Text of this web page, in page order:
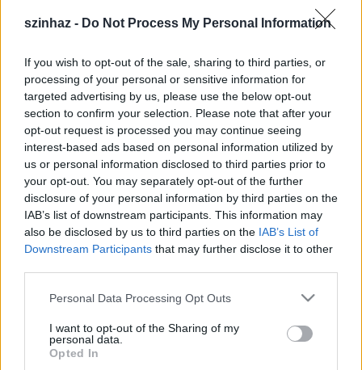
szinhaz - Do Not Process My Personal Information
If you wish to opt-out of the sale, sharing to third parties, or
processing of your personal or sensitive information for
targeted advertising by us, please use the below opt-out
section to confirm your selection. Please note that after your
opt-out request is processed you may continue seeing
interest-based ads based on personal information utilized by
us or personal information disclosed to third parties prior to
your opt-out. You may separately opt-out of the further
disclosure of your personal information by third parties on the
IAB’s list of downstream participants. This information may
also be disclosed by us to third parties on the IAB’s List of
Downstream Participants that may further disclose it to other
Please note that this website/app uses one or more Google
not limited to your visit or usage behaviour. You may click to
grant or deny consent to Google and its third-party tags to
use your data for below specified purposes in below Google
Personal Data Processing Opt Outs
I want to opt-out of the Sharing of my
personal data.
Opted In
A Magyar Színház akadémistáival készítettLove and Money
című
vizsgarendezésével kapcsolatban - mely szintén látható lesz az idei